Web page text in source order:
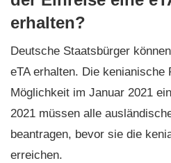
erhalten?
Deutsche Staatsbürger
eTA erhalten. Die kenianische
Möglichkeit im Januar 2021
2021 müssen alle
beantragen, bevor sie die
erreichen.